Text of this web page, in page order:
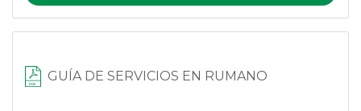
GUÍA DE SERVICIOS EN RUMANO